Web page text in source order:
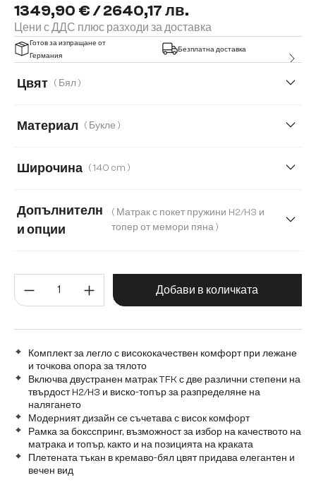
1349,90 € / 2640,17 лв.
Цени с ДДС плюс разходи за доставка
Готов за изпращане от
Германия
Безплатна доставка
Цвят ( Бял )
Материал ( Букле )
Широчина ( 140 cm )
200 cm
Допълнителн
и опции
( Матрак с покет пружини H2/H3 и
топер от мемори пяна )
Матрак с покет пружини H2/H3 и топер от мемори пяна
Количество на продукта:
Добави в количката
Комплект за легло с висококачествен комфорт при лежане
и точкова опора за тялото
Включва двустранен матрак TFK с две различни степени на
твърдост H2/H3 и виско-топър за разпределяне на
налягането
Модерният дизайн се съчетава с висок комфорт
Рамка за боксспринг, възможност за избор на качеството на
матрака и топър, както и на позицията на краката
Плетената тъкан в кремаво-бял цвят придава елегантен и
вечен вид